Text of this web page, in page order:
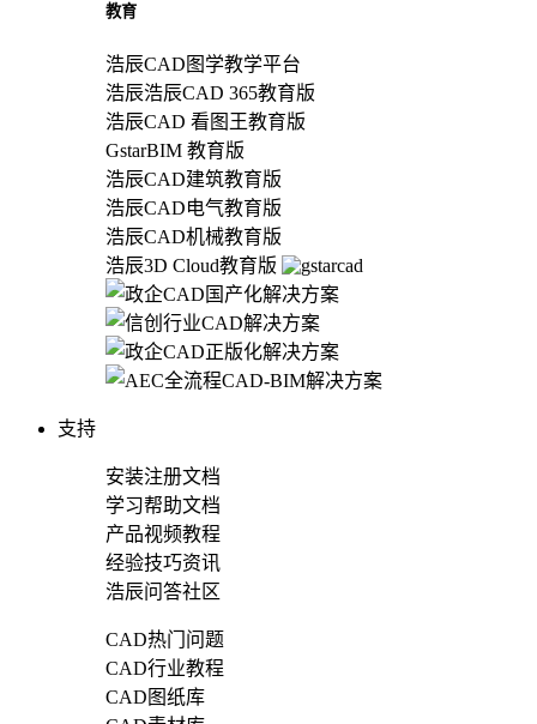
教育
浩辰CAD图学教学平台
浩辰浩辰CAD 365教育版
浩辰CAD 看图王教育版
GstarBIM 教育版
浩辰CAD建筑教育版
浩辰CAD电气教育版
浩辰CAD机械教育版
浩辰3D Cloud教育版
支持
安装注册文档
学习帮助文档
产品视频教程
经验技巧资讯
浩辰问答社区
CAD热门问题
CAD行业教程
CAD图纸库